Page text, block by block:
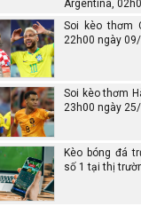
Argentina,
Soi kèo thơm
22h00 ngày
Soi kèo thơm
23h00 ngày 25/
Kèo bóng đá
số 1 tại thị